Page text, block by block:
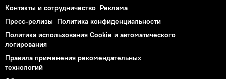
Контакты и сотрудничество Реклама
Пресс-релизы Политика конфиденциальности
Политика использования Cookie и автоматического
логирования
Правила применения рекомендательных
технологий